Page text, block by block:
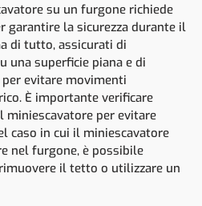
su un furgone richiede
garantire la sicurezza durante il
di tutto, assicurati di
una superficie piana e di
evitare movimenti
È importante verificare
miniescavatore per evitare
caso in cui il miniescavatore
nel furgone, è possibile
il tetto o utilizzare un